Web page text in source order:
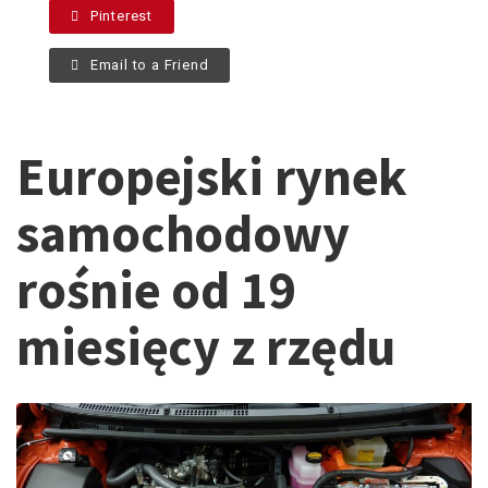
Pinterest
Email to a Friend
Europejski rynek
samochodowy
rośnie od 19
miesięcy z rzędu